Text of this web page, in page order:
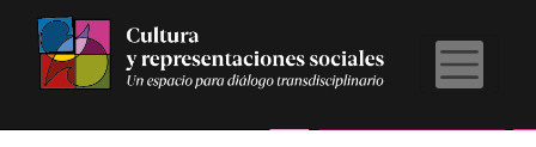
Cultura y Representaciones Sociales